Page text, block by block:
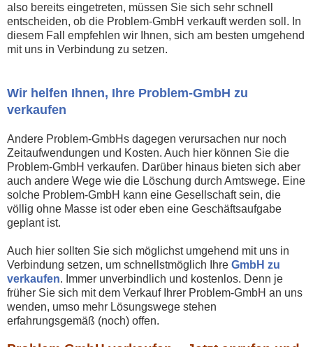
also bereits eingetreten, müssen Sie sich sehr schnell
entscheiden, ob die Problem-GmbH verkauft werden soll. In
diesem Fall empfehlen wir Ihnen, sich am besten umgehend
mit uns in Verbindung zu setzen.
Wir helfen Ihnen, Ihre Problem-GmbH zu
verkaufen
Andere Problem-GmbHs dagegen verursachen nur noch
Zeitaufwendungen und Kosten. Auch hier können Sie die
Problem-GmbH verkaufen. Darüber hinaus bieten sich aber
auch andere Wege wie die Löschung durch Amtswege. Eine
solche Problem-GmbH kann eine Gesellschaft sein, die
völlig ohne Masse ist oder eben eine Geschäftsaufgabe
geplant ist.
Auch hier sollten Sie sich möglichst umgehend mit uns in
Verbindung setzen, um schnellstmöglich Ihre GmbH zu
verkaufen. Immer unverbindlich und kostenlos. Denn je
früher Sie sich mit dem Verkauf Ihrer Problem-GmbH an uns
wenden, umso mehr Lösungswege stehen
erfahrungsgemäß (noch) offen.